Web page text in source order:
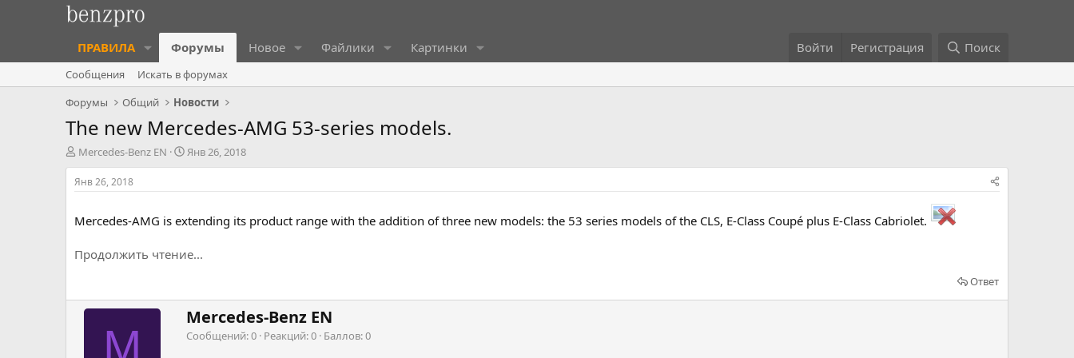
ПРАВИЛА Форумы Новое Файлики Картинки Войти Регистрация Поиск
Сообщения
Искать в форумах
Форумы
Общий Новости
The new Mercedes-AMG 53-series models.
А
в
т
о
т
м
ы
Mercedes-Benz EN
Д
а
а
а
а
Янв 26, 2018
Янв 26, 2018
Mercedes-AMG is extending its product range with the addition of three new models: the 53 series models of the CLS, E-Class Coupé plus E-Class Cabriolet.
Продолжить чтение...
Ответ
M
Н
а
п
Mercedes-Benz EN
Сообщений 0 Реакций 0 Баллов 0